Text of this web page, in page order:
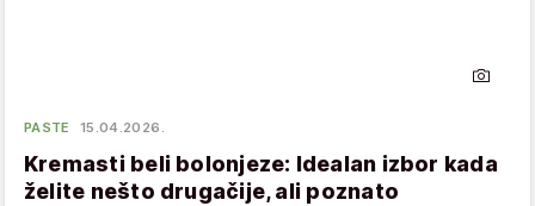
PASTE 15.04.2026.
Kremasti beli bolonjeze: Idealan izbor kada
želite nešto drugačije, ali poznato